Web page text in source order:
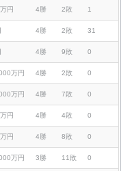
円 4勝 2敗 1
4勝 2敗 31
4勝 9敗 0
万円 4勝 2敗 0
万円 4勝 7敗 0
円 4勝 4敗 0
円 4勝 8敗 0
万円 3勝 11敗 0